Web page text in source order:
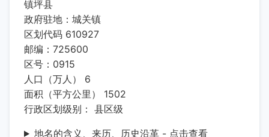
镇坪县
政府驻地：城关镇
区划代码 610927
邮编：725600
区号：0915
人口（万人） 6
面积（平方公里） 1502
行政区划级别： 县区级
地名的含义、来历、历史沿革 - 点击查看